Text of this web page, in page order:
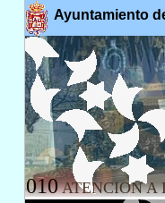
Ayuntamiento
010 ATENCION A